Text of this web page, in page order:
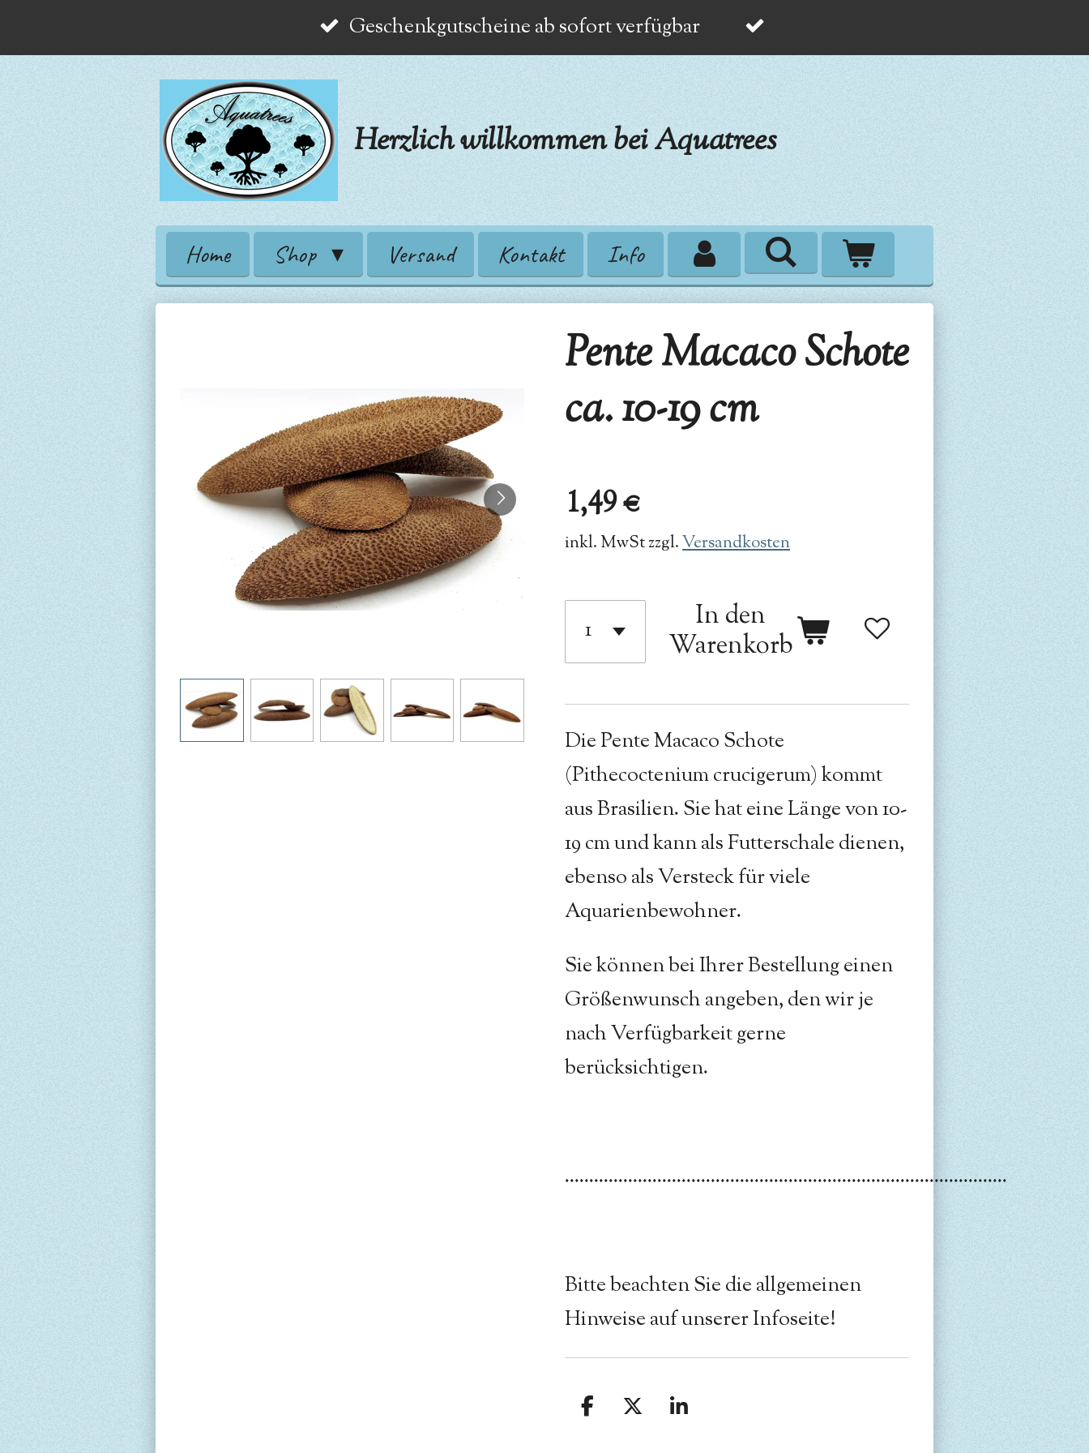
Hauptinhalt
Geschenkgutscheine ab sofort verfügbar
Herzlich willkommen bei Aquatrees
Home Shop Versand Kontakt Info
Pente Macaco Schote
ca. 10-19 cm
1,49 €
inkl. MwSt zzgl.Versandkosten
In den
Warenkorb
Die Pente Macaco Schote
(Pithecoctenium crucigerum) kommt
aus Brasilien. Sie hat eine Länge von 10-
19 cm und kann als Futterschale dienen,
ebenso als Versteck für viele
Aquarienbewohner.
Sie können bei Ihrer Bestellung einen
Größenwunsch angeben, den wir je
nach Verfügbarkeit gerne
berücksichtigen.
...........................................................................................
Bitte beachten Sie die allgemeinen
Hinweise auf unserer Infoseite!
T
T
T